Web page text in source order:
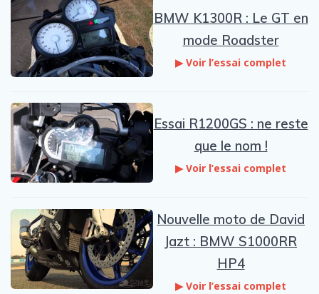
BMW K1300R : Le GT en
mode Roadster
▶ Voir l’essai complet
Essai R1200GS : ne reste
que le nom !
▶ Voir l’essai complet
Nouvelle moto de David
Jazt : BMW S1000RR
HP4
▶ Voir l’essai complet